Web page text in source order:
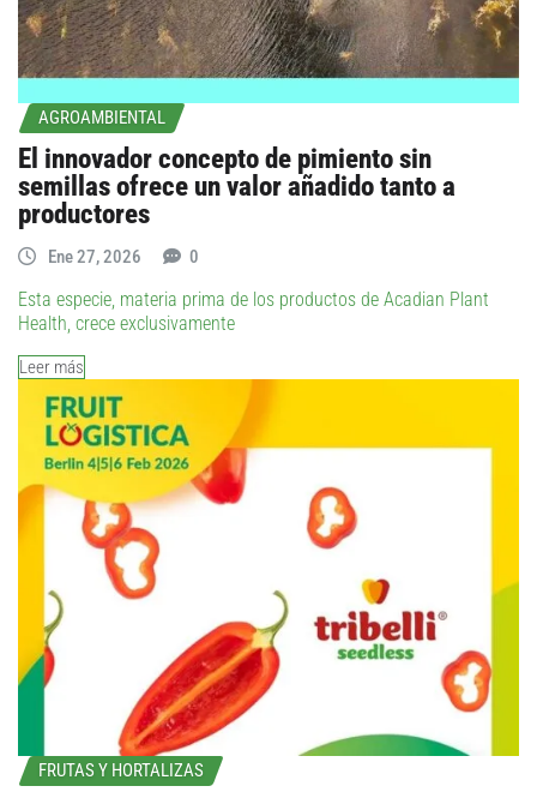
AGROAMBIENTAL
El innovador concepto de pimiento sin
semillas ofrece un valor añadido tanto a
productores
Ene 27, 2026 0
Esta especie, materia prima de los productos de Acadian Plant
Health, crece exclusivamente
Leer más
FRUTAS Y HORTALIZAS